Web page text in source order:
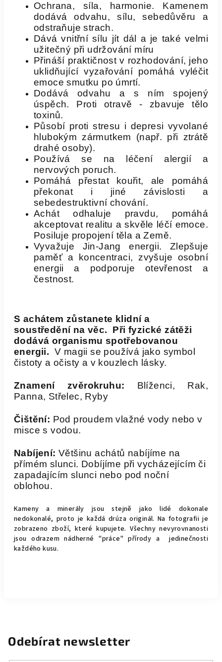
Ochrana, síla, harmonie. Kamenem
dodává odvahu, sílu, sebedůvěru a
odstraňuje strach.
Dává vnitřní sílu jít dál a je také velmi
užitečný při udržování míru
Přináší praktičnost v rozhodování, jeho
uklidňující vyzařování pomáhá vyléčit
emoce smutku po úmrtí.
Dodává odvahu a s ním spojený
úspěch. Proti otravě - zbavuje tělo
toxinů.
Působí proti stresu i depresi vyvolané
hlubokým zármutkem (např. při ztrátě
drahé osoby).
Používá se na léčení alergií a
nervových poruch.
Pomáhá přestat kouřit, ale pomáhá
překonat i jiné závislosti a
sebedestruktivní chování.
Achát odhaluje pravdu, pomáhá
akceptovat realitu a skvěle léčí emoce.
Posiluje propojení těla a Země.
Vyvažuje Jin-Jang energii. Zlepšuje
paměť a koncentraci, zvyšuje osobní
energii a podporuje otevřenost a
čestnost.
S achátem zůstanete klidní a
soustředění na věc. Při fyzické zátěži
dodává organismu spotřebovanou
energii. V magii se používá jako symbol
čistoty a očisty a v kouzlech lásky.
Znamení zvěrokruhu: Blíženci, Rak,
Panna, Střelec, Ryby
Čištění: Pod proudem vlažné vody nebo v
misce s vodou.
Nabíjení: Většinu achátů nabíjíme na
přímém slunci. Dobíjíme při vycházejícím či
zapadajícím slunci nebo pod noční
oblohou.
Kameny a minerály jsou stejně jako lidé dokonale
nedokonalé, proto je každá drúza originál. Na fotografii je
zobrazeno zboží, které kupujete.Všechny nevyrovnanosti
jsou odrazem nádherné "práce" přírody a jedinečnosti
každého kusu.
Odebírat newsletter